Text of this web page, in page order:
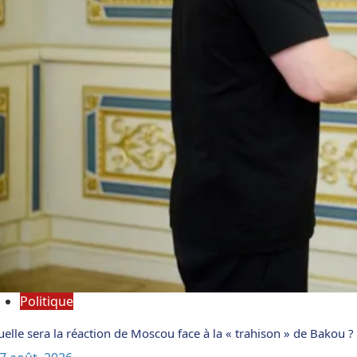
Politique
sera la réaction de Moscou face à la « trahison » de Bakou ?